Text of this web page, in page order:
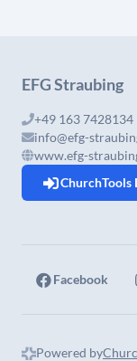
EFG Straubing
+49 163 7428134
info@efg-
www.efg-
ChurchTools
Facebook
Powered by